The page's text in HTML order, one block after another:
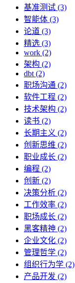
基准测试 (3)
智能体 (3)
论道 (3)
精选 (3)
work (2)
架构 (2)
dbt (2)
职场沟通 (2)
软件工程 (2)
技术架构 (2)
读书 (2)
长期主义 (2)
创新思维 (2)
职业成长 (2)
编程 (2)
创新 (2)
决策分析 (2)
工作效率 (2)
职场成长 (2)
黑客精神 (2)
企业文化 (2)
管理哲学 (2)
组织行为学 (2)
产品开发 (2)